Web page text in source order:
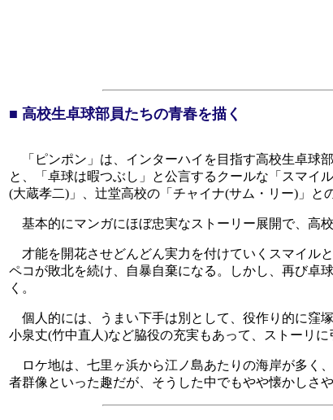
■ 高校生卓球部員たちの青春を描く
「ピンポン」は、インターハイを目指す高校生卓球
と、「卓球は暇つぶし」と公言するクールな「スマイ
(大蔵孝二)」、辻堂高校の「チャイナ(サム・リー)」と
基本的にマンガにほぼ忠実なストーリー展開で、高
才能を開花させどんどん実力を付けていくスマイル
ペコが敗北を続け、自暴自棄になる。しかし、再び卓
く。
個人的には、うまい下手は別として、役作り的に窪
小泉丈(竹中直人)など脇役の充実もあって、ストーリに
ロケ地は、七里ヶ浜から江ノ島あたりの海岸が多く
者群像といった趣だが、そうした中でもやや懐かしさ